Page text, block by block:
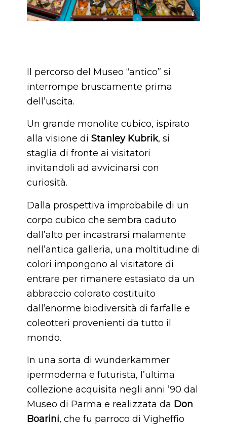
© Nicola Franchini
Il percorso del Museo “antico” si
interrompe bruscamente prima
dell’uscita.
Un grande monolite cubico, ispirato
alla visione di Stanley Kubrik, si
staglia di fronte ai visitatori
invitandoli ad avvicinarsi con
curiosità.
Dalla prospettiva improbabile di un
corpo cubico che sembra caduto
dall’alto per incastrarsi malamente
nell’antica galleria, una moltitudine di
colori impongono al visitatore di
entrare per rimanere estasiato da un
abbraccio colorato costituito
dall’enorme biodiversità di farfalle e
coleotteri provenienti da tutto il
mondo.
In una sorta di wunderkammer
ipermoderna e futurista, l’ultima
collezione acquisita negli anni ’90 dal
Museo di Parma e realizzata da Don
Boarini, che fu parroco di Vigheffio